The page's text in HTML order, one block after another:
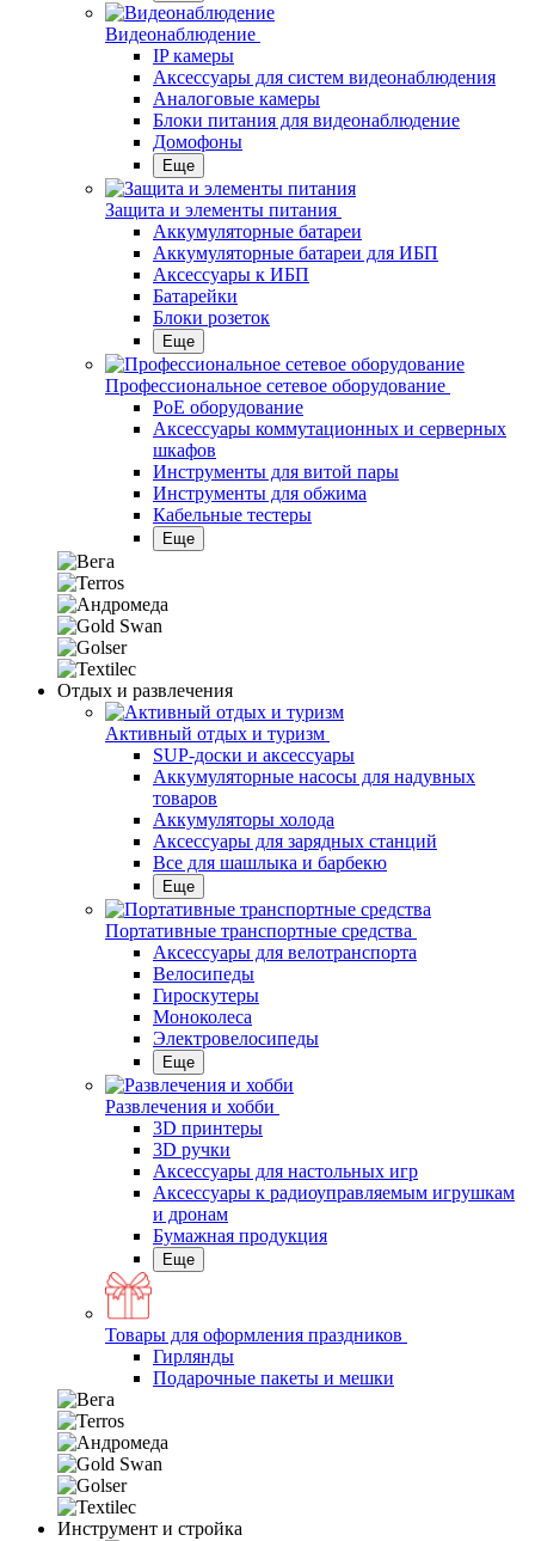
Видеонаблюдение
IP камеры
Аксессуары для систем видеонаблюдения
Аналоговые камеры
Блоки питания для видеонаблюдение
Домофоны
Еще
Защита и элементы питания
Аккумуляторные батареи
Аккумуляторные батареи для ИБП
Аксессуары к ИБП
Батарейки
Блоки розеток
Еще
Профессиональное сетевое оборудование
PoE оборудование
Аксессуары коммутационных и серверных
шкафов
Инструменты для витой пары
Инструменты для обжима
Кабельные тестеры
Еще
Отдых и развлечения
Активный отдых и туризм
SUP-доски и аксессуары
Аккумуляторные насосы для надувных
товаров
Аккумуляторы холода
Аксессуары для зарядных станций
Все для шашлыка и барбекю
Еще
Портативные транспортные средства
Аксессуары для велотранспорта
Велосипеды
Гироскутеры
Моноколеса
Электровелосипеды
Еще
Развлечения и хобби
3D принтеры
3D ручки
Аксессуары для настольных игр
Аксессуары к радиоуправляемым игрушкам
и дронам
Бумажная продукция
Еще
Товары для оформления праздников
Гирлянды
Подарочные пакеты и мешки
Инструмент и стройка